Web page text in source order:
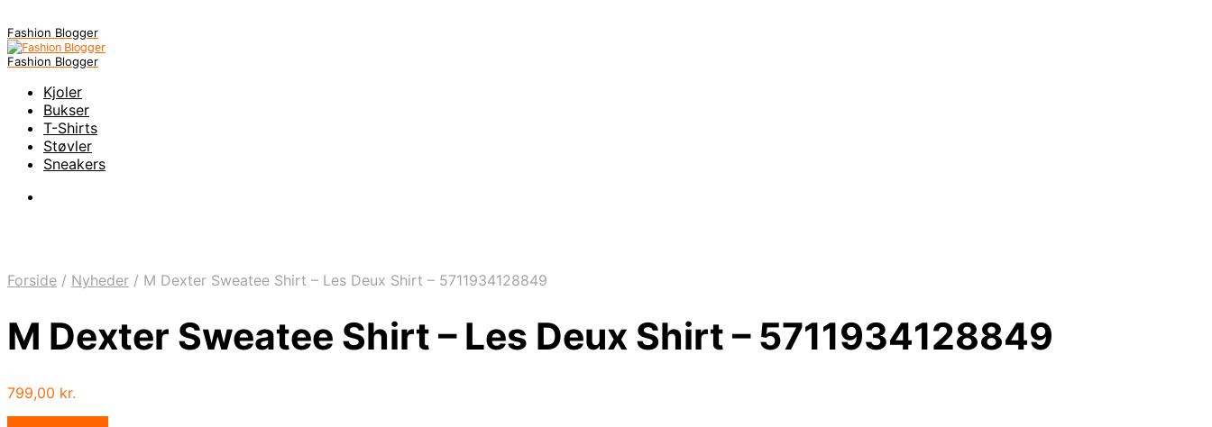
Fashion Blogger
Fashion Blogger
Kjoler
Bukser
T-Shirts
Støvler
Sneakers
Forside / Nyheder / M Dexter Sweatee Shirt – Les Deux Shirt – 5711934128849
M Dexter Sweatee Shirt – Les Deux Shirt – 5711934128849
799,00 kr.